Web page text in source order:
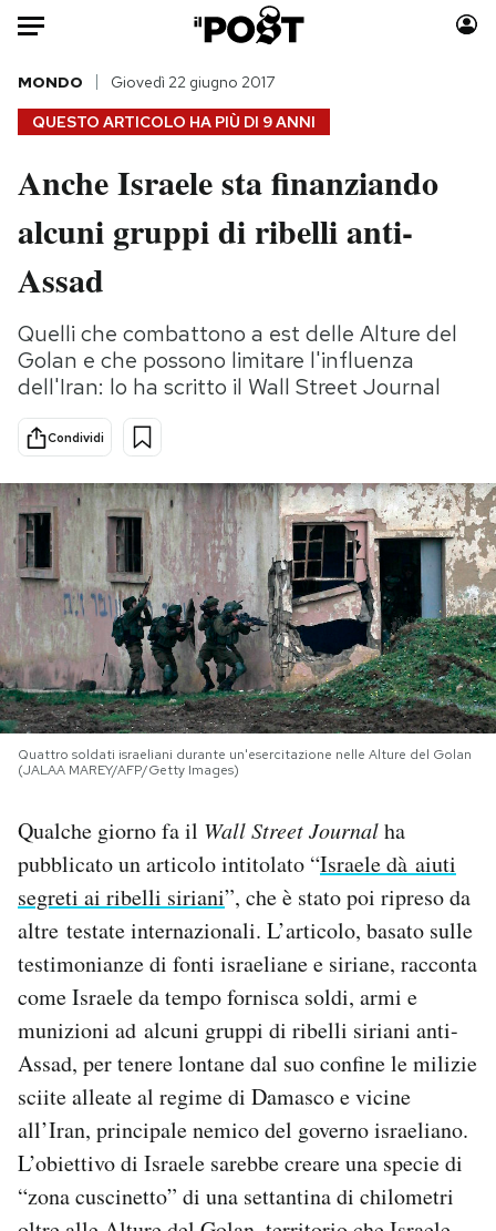
Auto
HOME
Italia
Politica
Tecnologia
Scienza
Cultura
Sport
Moda
Consumismi
Media
Europa
PODCAST
NEWSLETTER
I MIEI PREFERITI
SHOP
CALENDARIO
AREA PERSONALE
Area Personale
Notifiche mobile
Regala il Post
Hai bisogno di aiuto?
Esci
QUESTO ARTICOLO HA PIÙ DI 9 ANNI
MONDO Giovedì 22 giugno 2017
Anche Israele sta finanziando
alcuni gruppi di ribelli anti-
Assad
Quelli che combattono a est delle Alture del
Golan e che possono limitare l'influenza
dell'Iran: lo ha scritto il Wall Street Journal
Condividi
Quattro soldati israeliani durante un'esercitazione nelle Alture del Golan
(JALAA MAREY/AFP/Getty Images)
Qualche giorno fa il Wall Street Journalha
pubblicato un articolo intitolato “Israele dà aiuti
segreti ai ribelli siriani”, che è stato poi ripreso da
altre testate internazionali. L’articolo, basato sulle
testimonianze di fonti israeliane e siriane, racconta
come Israele da tempo fornisca soldi, armi e
munizioni ad alcuni gruppi di ribelli siriani anti-
Assad, per tenere lontane dal suo confine le milizie
sciite alleate al regime di Damasco e vicine
all’Iran, principale nemico del governo israeliano.
L’obiettivo di Israele sarebbe creare una specie di
“zona cuscinetto” di una settantina di chilometri